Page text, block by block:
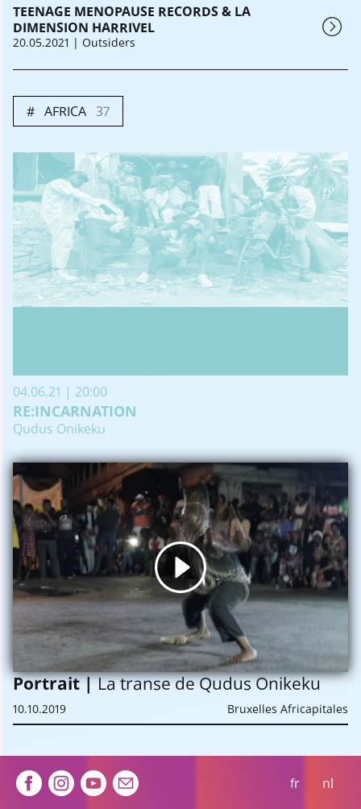
TEENAGE MENOPAUSE RECORDS & LA
DIMENSION HARRIVEL
20.05.2021 | Outsiders
AFRICA 37
04.06.21 | 20:00
RE:INCARNATION
Qudus Onikeku
Portrait |La transe de Qudus Onikeku
10.10.2019 Bruxelles Africapitales
Extra navigation fr nl